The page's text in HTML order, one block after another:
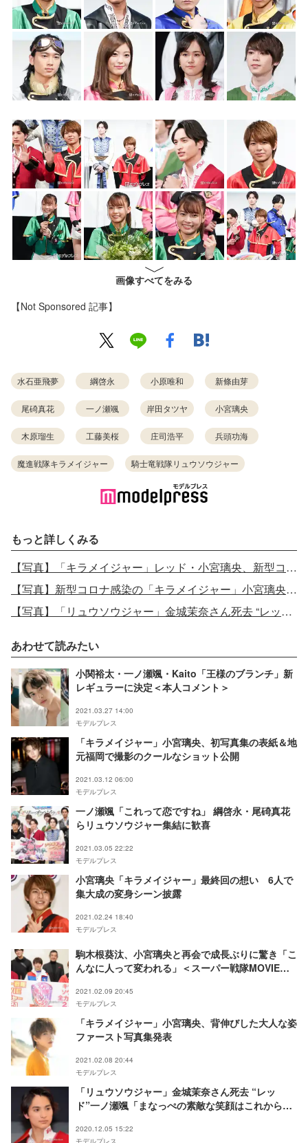
画像すべてをみる
【Not Sponsored 記事】
水石亜飛夢 綱啓永 小原唯和 新條由芽
尾碕真花 一ノ瀬颯 岸田タツヤ 小宮璃央
木原瑠生 工藤美桜 庄司浩平 兵頭功海
魔進戦隊キラメイジャー 騎士竜戦隊リュウソウジャー
もっと詳しくみる
【写真】「キラメイジャー」レッド・小宮璃央、新型コロナ感染 撮影休止に
【写真】新型コロナ感染の「キラメイジャー」小宮璃央、退院 「コーヒーも水のように感じた」症状も説明
【写真】「リュウソウジャー」金城茉奈さん死去 “レッド”一ノ瀬颯「まなっぺの素敵な笑顔はこれからも決して忘れることはできません」
あわせて読みたい
小関裕太・一ノ瀬颯・Kaito「王様のブランチ」新
レギュラーに決定＜本人コメント＞
2021.03.27 14:00
モデルプレス
「キラメイジャー」小宮璃央、初写真集の表紙＆地
元福岡で撮影のクールなショット公開
2021.03.12 06:00
モデルプレス
一ノ瀬颯「これって恋ですね」 綱啓永・尾碕真花
らリュウソウジャー集結に歓喜
2021.03.05 22:22
モデルプレス
小宮璃央「キラメイジャー」最終回の想い 6人で
集大成の変身シーン披露
2021.02.24 18:40
モデルプレス
駒木根葵汰、小宮璃央と再会で成長ぶりに驚き「こ
んなに人って変われる」＜スーパー戦隊MOVIEレ
2021.02.09 20:45
モデルプレス
「キラメイジャー」小宮璃央、背伸びした大人な姿
ファースト写真集発表
2021.02.08 20:44
モデルプレス
「リュウソウジャー」金城茉奈さん死去 “レッ
ド”一ノ瀬颯「まなっぺの素敵な笑顔はこれからも
2020.12.05 15:22